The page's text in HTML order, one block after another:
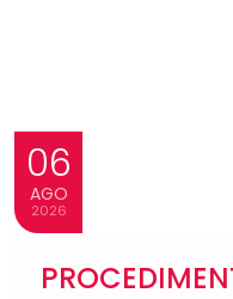
06
AGO
2026